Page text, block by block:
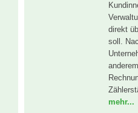
direkt
soll.
mehr...